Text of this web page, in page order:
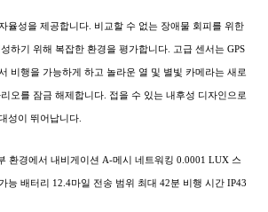
율성을 제공합니다. 비교할 수 없는 장애물 회피를 위한
하기 위해 복잡한 환경을 평가합니다. 고급 센서는 GPS
비행을 가능하게 하고 놀라운 열 및 별빛 카메라는 새로
오를 잠금 해제합니다. 접을 수 있는 내후성 디자인으로
성이 뛰어납니다.
환경에서 내비게이션 A-메시 네트워킹 0.0001 LUX 스
능 배터리 12.4마일 전송 범위 최대 42분 비행 시간 IP43